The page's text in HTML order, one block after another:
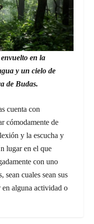
en la
y un cielo de
de Budas.
cuenta con
cómodamente de
y la escucha y
lugar en el que
con uno
sean cuales sean sus
en alguna actividad o